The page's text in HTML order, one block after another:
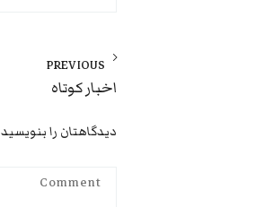
راهبری
نوشته
PREVIOUS
Previous
اخبار کوتاه
دیدگاهتان را بنویسید